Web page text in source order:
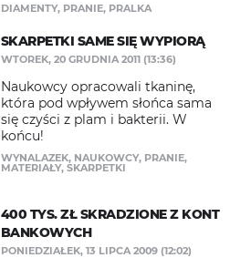
DIAMENTY, PRANIE, PRALKA
SKARPETKI SAME SIĘ WYPIORĄ
WTOREK, 20 GRUDNIA 2011 (13:36)
Naukowcy opracowali tkaninę,
która pod wpływem słońca sama
się czyści z plam i bakterii. W
końcu!
WYNALAZEK, NAUKOWCY, PRANIE,
MATERIAŁY, SKARPETKI
400 TYS. ZŁ SKRADZIONE Z KONT
BANKOWYCH
PONIEDZIAŁEK, 13 LIPCA 2009 (12:02)